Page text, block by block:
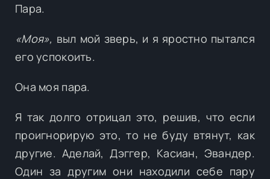
Пара.
«Моя», выл мой зверь, и я яростно пытался
его успокоить.
Она моя пара.
Я так долго отрицал это, решив, что если
проигнорирую это, то не буду втянут, как
другие. Аделай, Дэггер, Касиан, Эвандер.
Один за другим они находили себе пару